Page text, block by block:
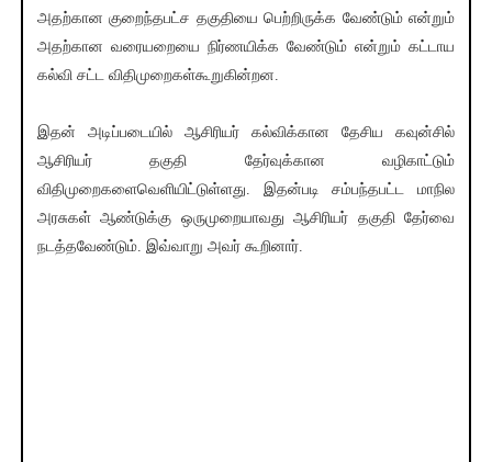
அதற்கான குறைந்தபட்ச தகுதியை பெற்றிருக்க வேண்டும் என்றும்
அதற்கான வரையறையை நிர்ணயிக்க வேண்டும் என்றும் கட்டாய
கல்வி சட்ட விதிமுறைகள்கூறுகின்றன.
இதன் அடிப்படையில் ஆசிரியர் கல்விக்கான தேசிய கவுன்சில்
ஆசிரியர் தகுதி தேர்வுக்கான வழிகாட்டும்
விதிமுறைகளைவெளியிட்டுள்ளது. இதன்படி சம்பந்தபட்ட மாநில
அரசுகள் ஆண்டுக்கு ஒருமுறையாவது ஆசிரியர் தகுதி தேர்வை
நடத்தவேண்டும். இவ்வாறு அவர் கூறினார்.